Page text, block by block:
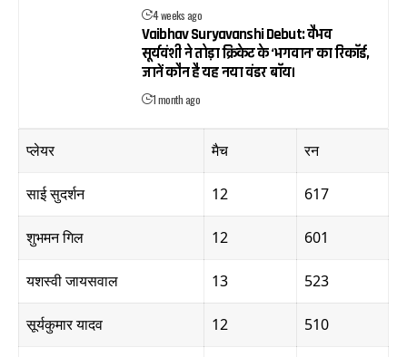
4 weeks ago
Vaibhav Suryavanshi Debut: वैभव
सूर्यवंशी ने तोड़ा क्रिकेट के ‘भगवान’ का रिकॉर्ड,
जानें कौन है यह नया वंडर बॉय।
1 month ago
प्लेयर मैच रन
साई सुदर्शन 12 617
शुभमन गिल 12 601
यशस्वी जायसवाल 13 523
सूर्यकुमार यादव 12 510